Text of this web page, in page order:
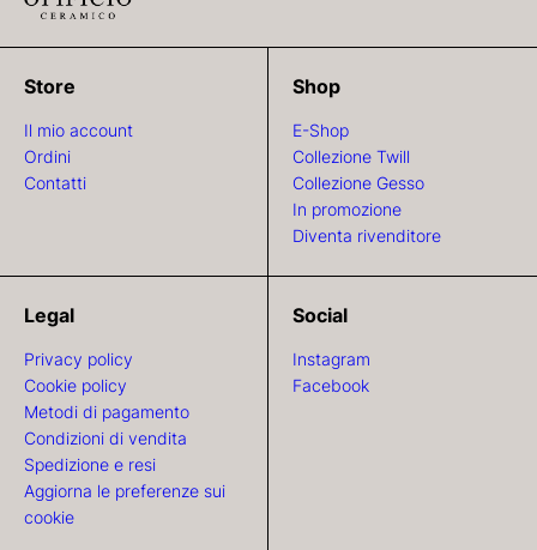
Store
Il mio account
Ordini
Contatti
Shop
E-Shop
Collezione Twill
Collezione Gesso
In promozione
Diventa rivenditore
Legal
Privacy policy
Cookie policy
Metodi di pagamento
Condizioni di vendita
Spedizione e resi
Aggiorna le preferenze sui
cookie
Social
Instagram
Facebook